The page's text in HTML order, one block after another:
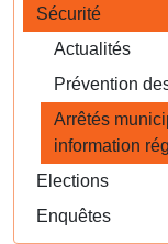
Sécurité
Actualités
Prévention
Arrêtés
information
Elections
Enquêtes